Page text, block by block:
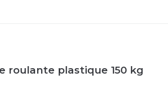
roulante plastique 150 kg